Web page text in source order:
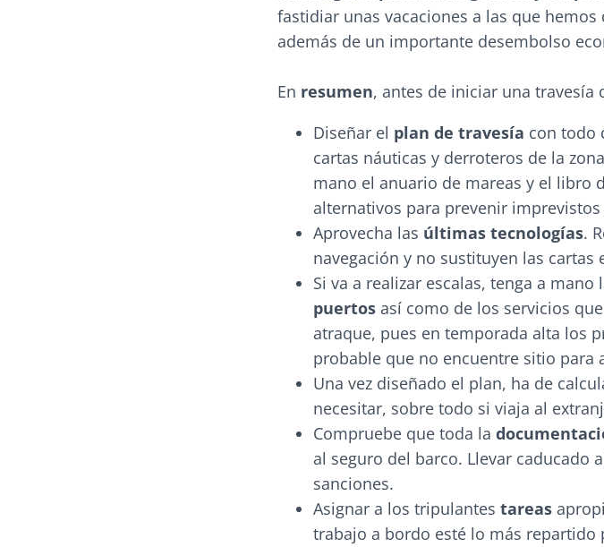
fastidiar unas vacaciones a las que
además de un importante desembolso
En resumen, antes de iniciar una travesía
Diseñar el plan de travesía con todo
cartas náuticas y derroteros de la
mano el anuario de mareas y el libro
alternativos para prevenir
Aprovecha las últimas tecnologías.
navegación y no sustituyen las cartas
Si va a realizar escalas, tenga a
puertos así como de los servicios
atraque, pues en temporada alta los
probable que no encuentre sitio para
Una vez diseñado el plan, ha de
necesitar, sobre todo si viaja al
Compruebe que toda la
al seguro del barco. Llevar caducado
sanciones.
Asignar a los tripulantes tareas
trabajo a bordo esté lo más repartido